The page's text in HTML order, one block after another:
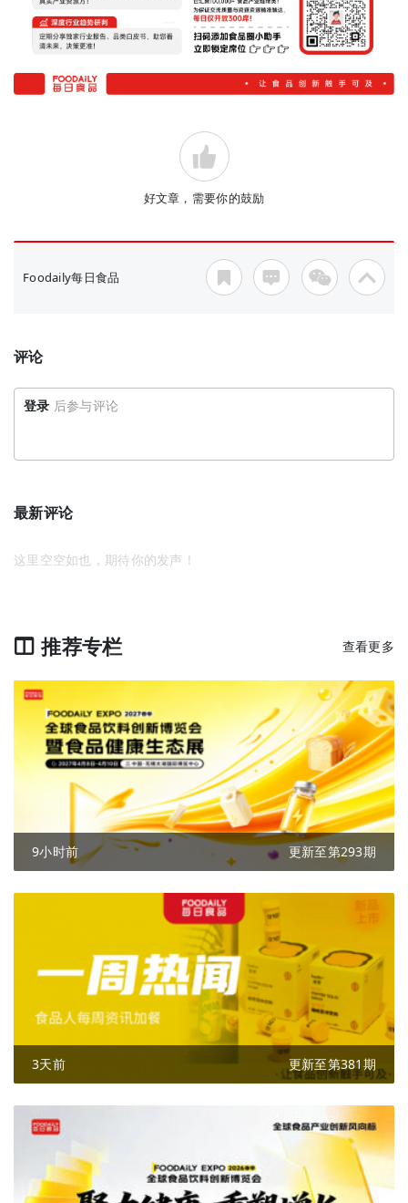
好文章，需要你的鼓励
Foodaily每日食品
评论
登录 后参与评论
最新评论
这里空空如也，期待你的发声！
推荐专栏 查看更多
9小时前 更新至第293期
3天前 更新至第381期